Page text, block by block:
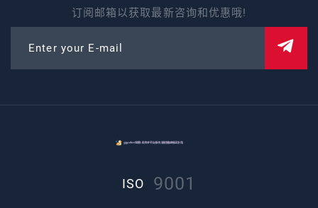
订阅邮箱以获取最新咨询和优惠哦!
Enter your E-mail
ISO 9001